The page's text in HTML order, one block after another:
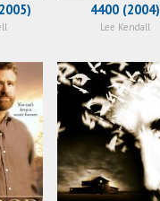
4400 (2004)
Lee Kendall